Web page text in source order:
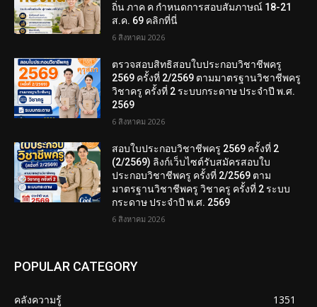
ถิ่น ภาค ค กำหนดการสอบสัมภาษณ์ 18-21
ส.ค. 69 คลิกที่นี่
6 สิงหาคม 2026
ตรวจสอบสิทธิสอบใบประกอบวิชาชีพครู
2569 ครั้งที่ 2/2569 ตามมาตรฐานวิชาชีพครู
วิชาครู ครั้งที่ 2 ระบบกระดาษ ประจำปี พ.ศ.
2569
6 สิงหาคม 2026
สอบใบประกอบวิชาชีพครู 2569 ครั้งที่ 2
(2/2569) ลิงก์เว็บไซต์รับสมัครสอบใบ
ประกอบวิชาชีพครู ครั้งที่ 2/2569 ตาม
มาตรฐานวิชาชีพครู วิชาครู ครั้งที่ 2 ระบบ
กระดาษ ประจำปี พ.ศ. 2569
6 สิงหาคม 2026
POPULAR CATEGORY
คลังความรู้
1351